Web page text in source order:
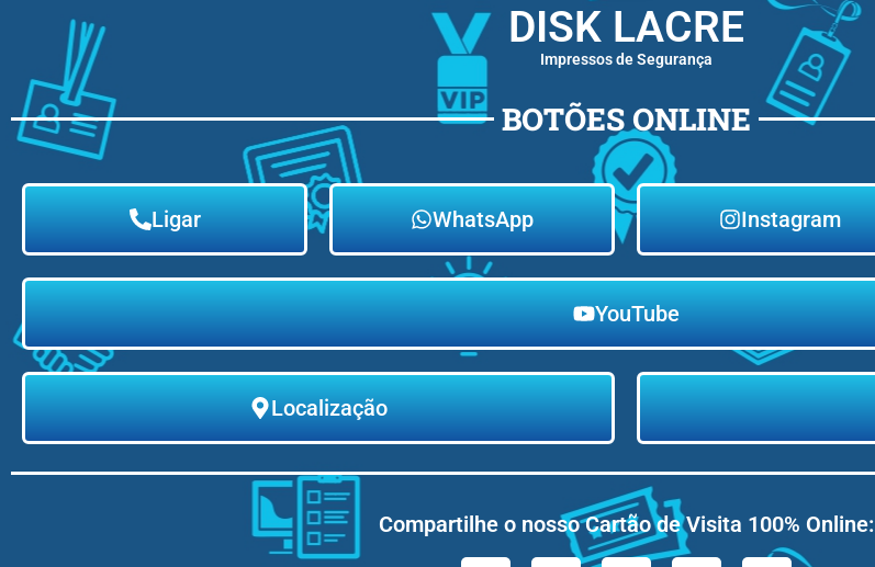
DISK LACRE
Impressos de Segurança
BOTÕES ONLINE
Ligar WhatsApp Instagram
YouTube
Localização
Compartilhe o nosso Cartão de Visita 100% Online: